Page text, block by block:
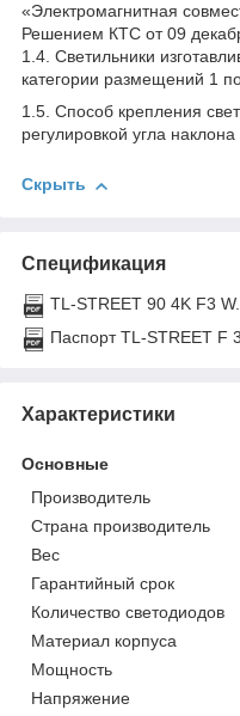
«Электромагнитная
Решением КТС от 09
1.4. Светильники
категории размещений 1
1.5. Способ крепления
регулировкой угла
Скрыть
Спецификация
TL-STREET 90 4K F3
Паспорт TL-STREET F
Характеристики
Основные
Производитель
Страна производитель
Вес
Гарантийный срок
Количество светодиодов
Материал корпуса
Мощность
Напряжение